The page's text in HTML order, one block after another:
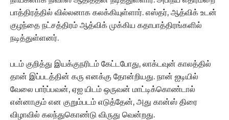
பாத்திரத்தில் வில்லனாக கலக்கியுள்ளார். எஸ்தர், ஆத்விக் உடன்
குழந்தை நட்சத்திரம் ஆத்விக் முக்கிய கதாபாத்திரங்களில்
நடித்துள்ளனர்.
படம் குறித்து இயக்குநரிடம் கேட்டபோது, லாக்டவுன் காலத்தில்
தான் இப்படத்தின் கரு எனக்கு தோன்றியது. நான் ஐடியில்
வேலை பார்ப்பவன், ஏஐ யிடம் ஒருவன் மாட்டிக்கொண்டால்
என்னாகும் என குறும்படம் எடுத்தேன், அது கான்ஸ் திரை
விழாவில் கலந்துகொண்டு விருது வென்றது.